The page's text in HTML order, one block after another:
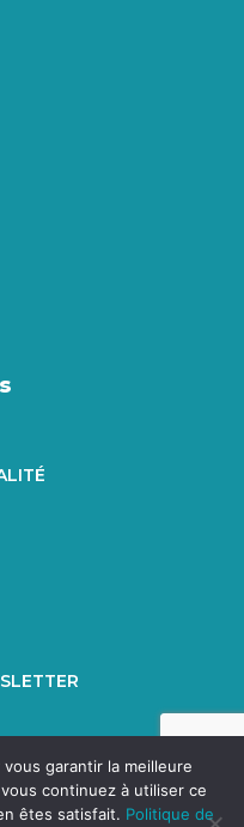
garantir la meilleure
continuez à utiliser ce
êtes satisfait. Politique de